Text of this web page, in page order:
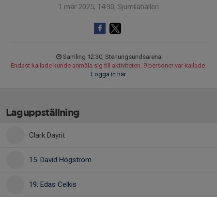
1 mar 2025, 14:30, Sjumilahallen
Samling 12:30, Stenungsundsarena
Endast kallade kunde anmäla sig till aktiviteten. 9 personer var kallade.
Logga in här
Laguppställning
Clark Dayrit
15. David Högström
19. Edas Celkis